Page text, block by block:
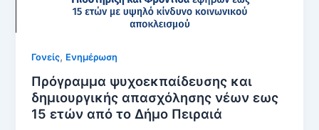
Γονείς, Ενημέρωση
Πρόγραμμα ψυχοεκπαίδευσης και
δημιουργικής απασχόλησης νέων εως
15 ετών από το Δήμο Πειραιά